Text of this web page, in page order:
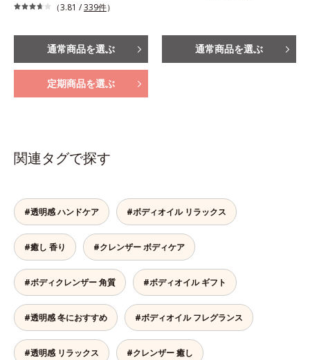
（3.81 /339件）
通常商品を選ぶ
定期商品を選ぶ
通常商品を選ぶ
関連タグで探す
#透明感 ハンドケア #ボディオイル リラックス
#癒し 香り #クレンザー ボディケア
#ボディクレンザー 角質 #ボディオイル ギフト
#透明感 冬におすすめ #ボディオイル フレグランス
#透明感 リラックス #クレンザー 癒し